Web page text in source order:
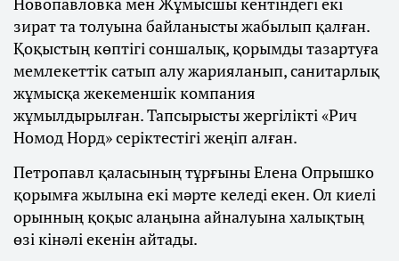
зират та толуына байланысты жабылып қалған.
Қоқыстың көптігі соншалық, қорымды тазартуға
мемлекеттік сатып алу жарияланып, санитарлық
жұмысқа жекеменшік компания
жұмылдырылған. Тапсырысты жергілікті «Рич
Номод Норд» серіктестігі жеңіп алған.
Петропавл қаласының тұрғыны Елена Опрышко
қорымға жылына екі мәрте келеді екен. Ол киелі
орынның қоқыс алаңына айналуына халықтың
өзі кінәлі екенін айтады.